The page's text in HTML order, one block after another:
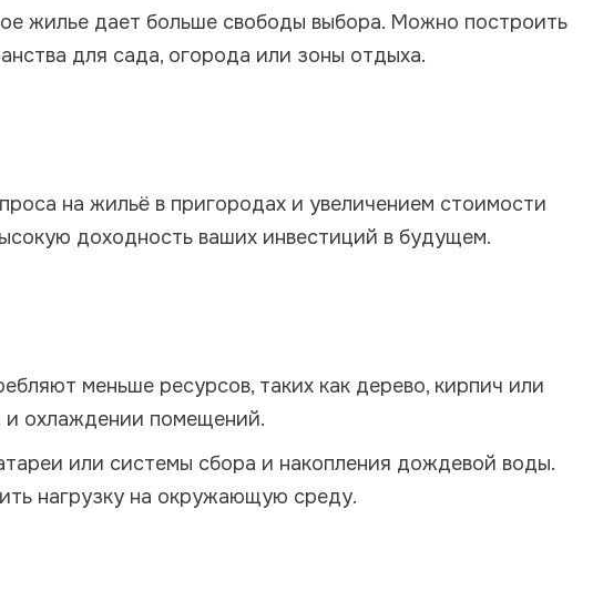
жилье дает больше свободы выбора. Можно построить
для сада, огорода или зоны отдыха.
на жильё в пригородах и увеличением стоимости
доходность ваших инвестиций в будущем.
меньше ресурсов, таких как дерево, кирпич или
и охлаждении помещений.
или системы сбора и накопления дождевой воды.
нагрузку на окружающую среду.